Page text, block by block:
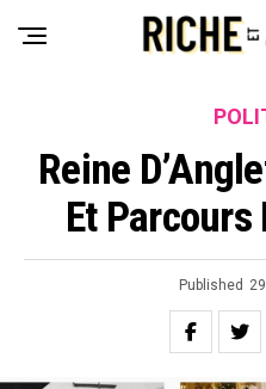
Reine
Et Parcours
Published